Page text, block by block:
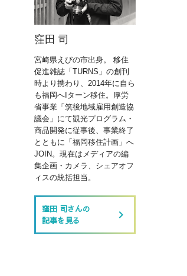
窪田 司
宮崎県えびの市出身。 移住
促進雑誌「TURNS」の創刊
時より携わり、2014年に自ら
も福岡へIターン移住。厚労
省事業「筑後地域雇用創造協
議会」にて観光プログラム・
商品開発に従事後、事業終了
とともに「福岡移住計画」へ
JOIN。現在はメディアの編
集企画・カメラ、シェアオフ
ィスの統括担当。
窪田 司さんの
記事を見る
keyboard_arrow_right